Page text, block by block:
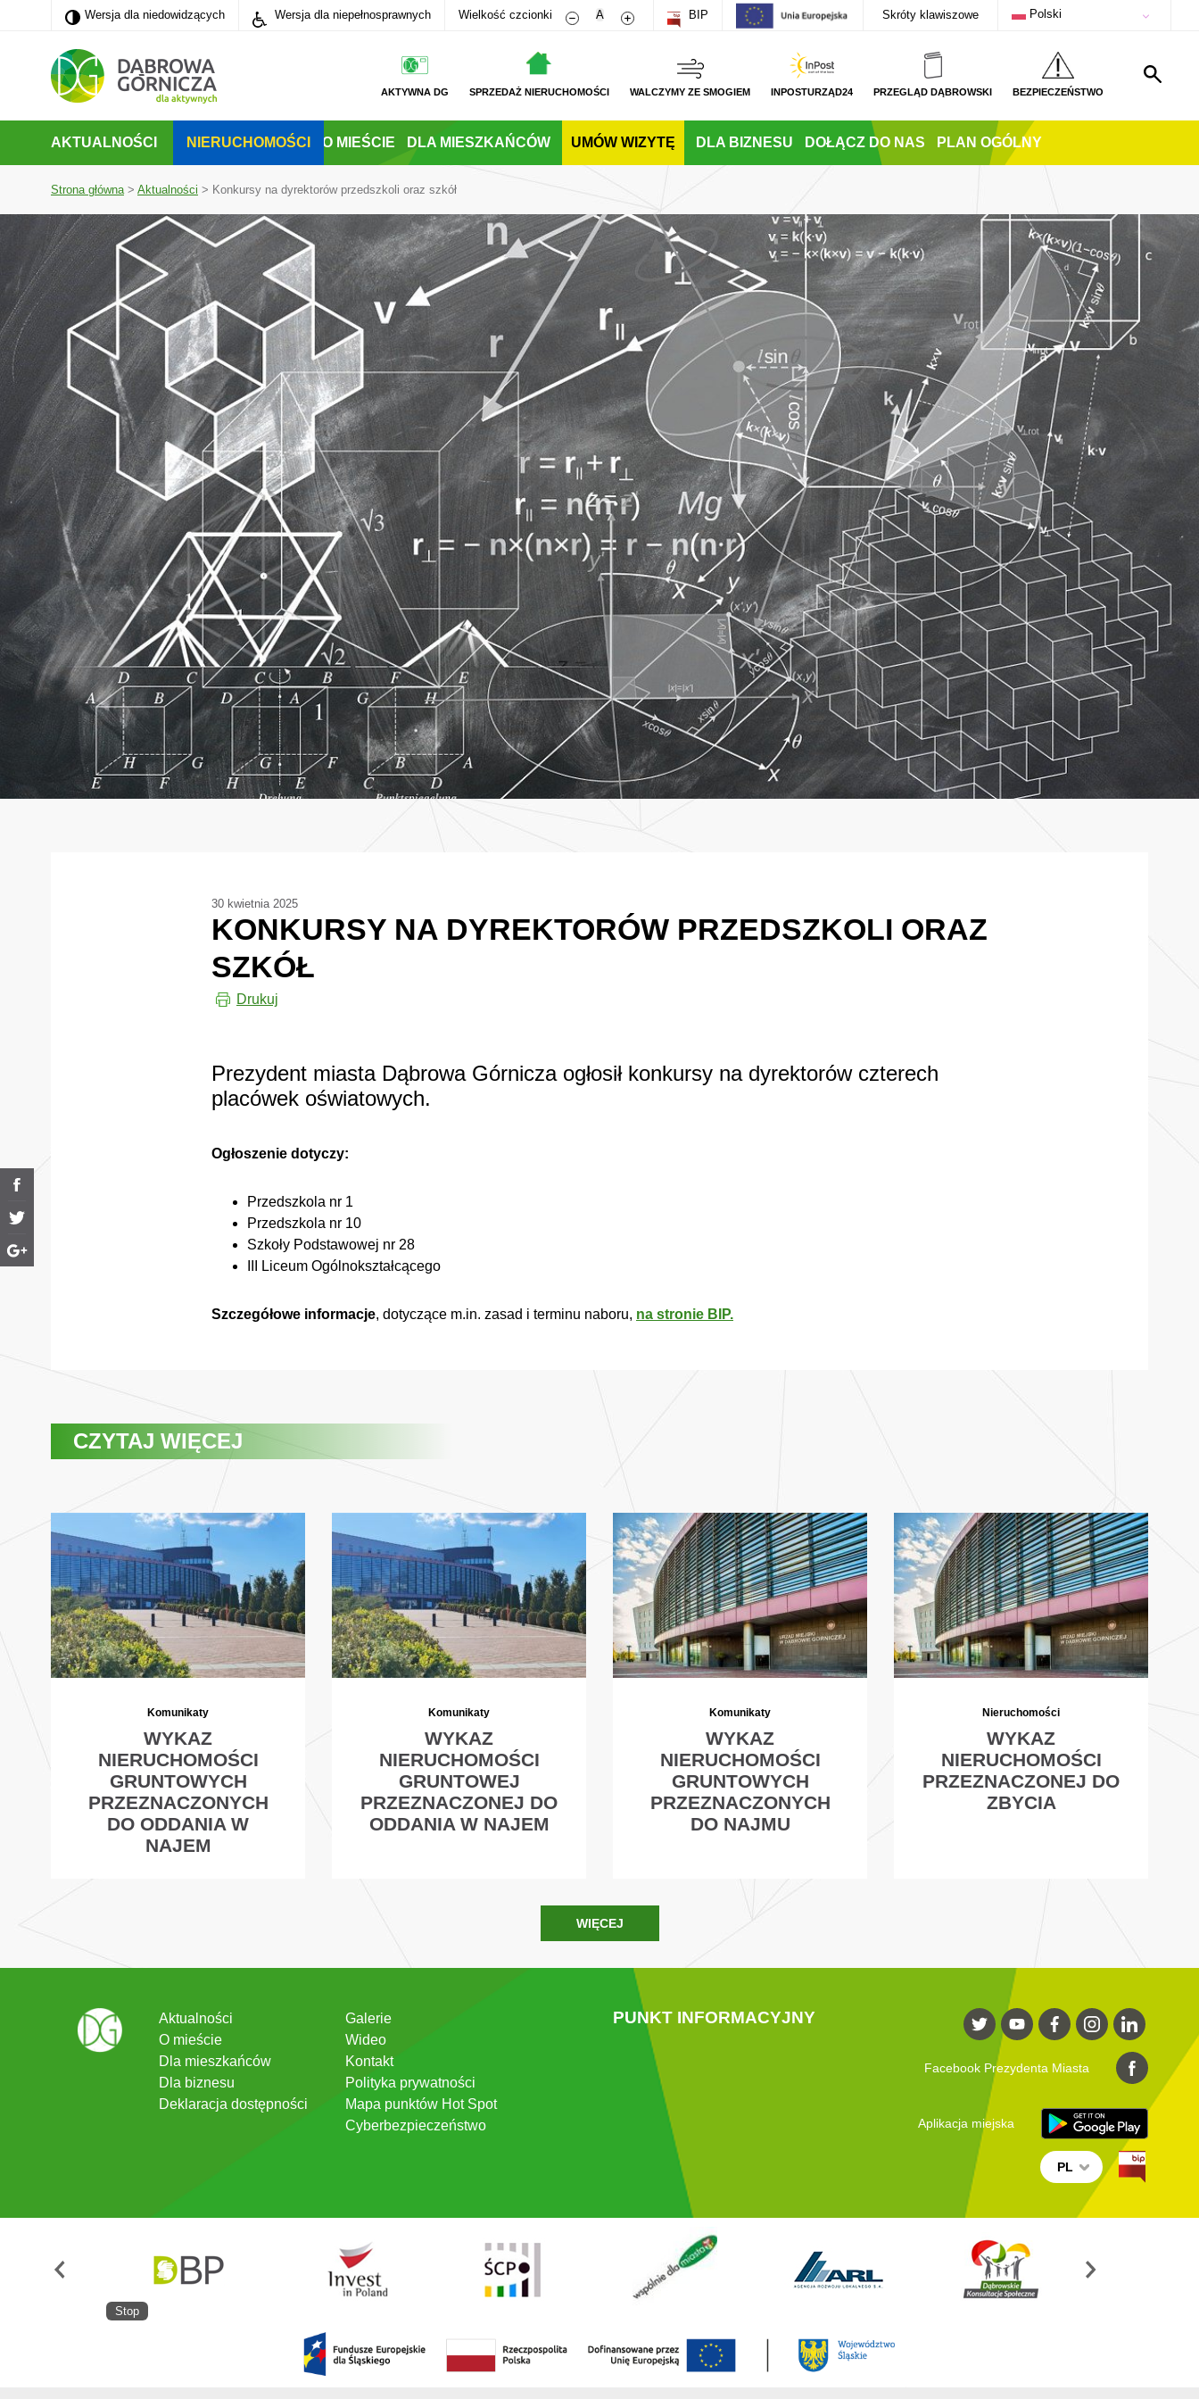
PRZEJDŹ DO MENU GŁÓWNEGO
PRZEJDŹ DO WYSZUKIWARKI
PRZEJDŹ DO TREŚCI
Wersja dla niedowidzących
Wersja dla niedowidzących Wersja dla niepełnosprawnych Wielkość czcionki Zmniejsz rozmiar czcionki
A Zwiększ rozmiar czcionki
BIP Skróty klawiszowe Polski
AKTYWNA DG SPRZEDAŻ NIERUCHOMOŚCI WALCZYMY ZE SMOGIEM INPOSTURZĄD24 PRZEGLĄD DĄBROWSKI BEZPIECZEŃSTWO
AKTUALNOŚCI NIERUCHOMOŚCI O MIEŚCIE DLA MIESZKAŃCÓW UMÓW WIZYTĘ DLA BIZNESU DOŁĄCZ DO NAS PLAN OGÓLNY
Strona główna> Aktualności > Konkursy na dyrektorów przedszkoli oraz szkół
30 kwietnia 2025
KONKURSY NA DYREKTORÓW PRZEDSZKOLI ORAZ
SZKÓŁ
Drukuj
Prezydent miasta Dąbrowa Górnicza ogłosił konkursy na dyrektorów czterech
placówek oświatowych.
Ogłoszenie dotyczy:
Przedszkola nr 1
Przedszkola nr 10
Szkoły Podstawowej nr 28
III Liceum Ogólnokształcącego
Szczegółowe informacje, dotyczące m.in. zasad i terminu naboru, na stronie BIP.
CZYTAJ WIĘCEJ
Komunikaty
WYKAZ
NIERUCHOMOŚCI
GRUNTOWYCH
PRZEZNACZONYCH
DO ODDANIA W
NAJEM
Komunikaty
WYKAZ
NIERUCHOMOŚCI
GRUNTOWEJ
PRZEZNACZONEJ DO
ODDANIA W NAJEM
Komunikaty
WYKAZ
NIERUCHOMOŚCI
GRUNTOWYCH
PRZEZNACZONYCH
DO NAJMU
Nieruchomości
WYKAZ
NIERUCHOMOŚCI
PRZEZNACZONEJ DO
ZBYCIA
WIĘCEJ
Aktualności
O mieście
Dla mieszkańców
Dla biznesu
Deklaracja dostępności
Galerie
Wideo
Kontakt
Polityka prywatności
Mapa punktów Hot Spot
Cyberbezpieczeństwo
PUNKT INFORMACYJNY
Facebook Prezydenta Miasta
Aplikacja miejska
PL
Stop